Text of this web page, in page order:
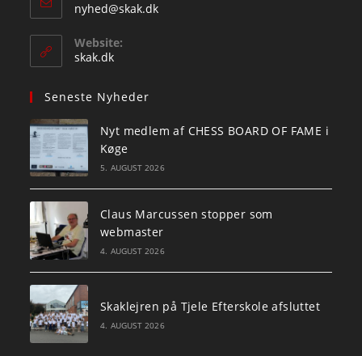
nyhed@skak.dkOpens
Website:
skak.dk
Seneste Nyheder
Nyt medlem af CHESS BOARD OF FAME i
Køge
5. AUGUST 2026
Claus Marcussen stopper som
webmaster
4. AUGUST 2026
Skaklejren på Tjele Efterskole afsluttet
4. AUGUST 2026